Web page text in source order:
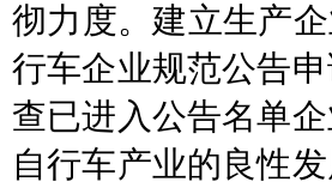
彻力度。建立生产
行车企业规范公告
查已进入公告名单
自行车产业的良性